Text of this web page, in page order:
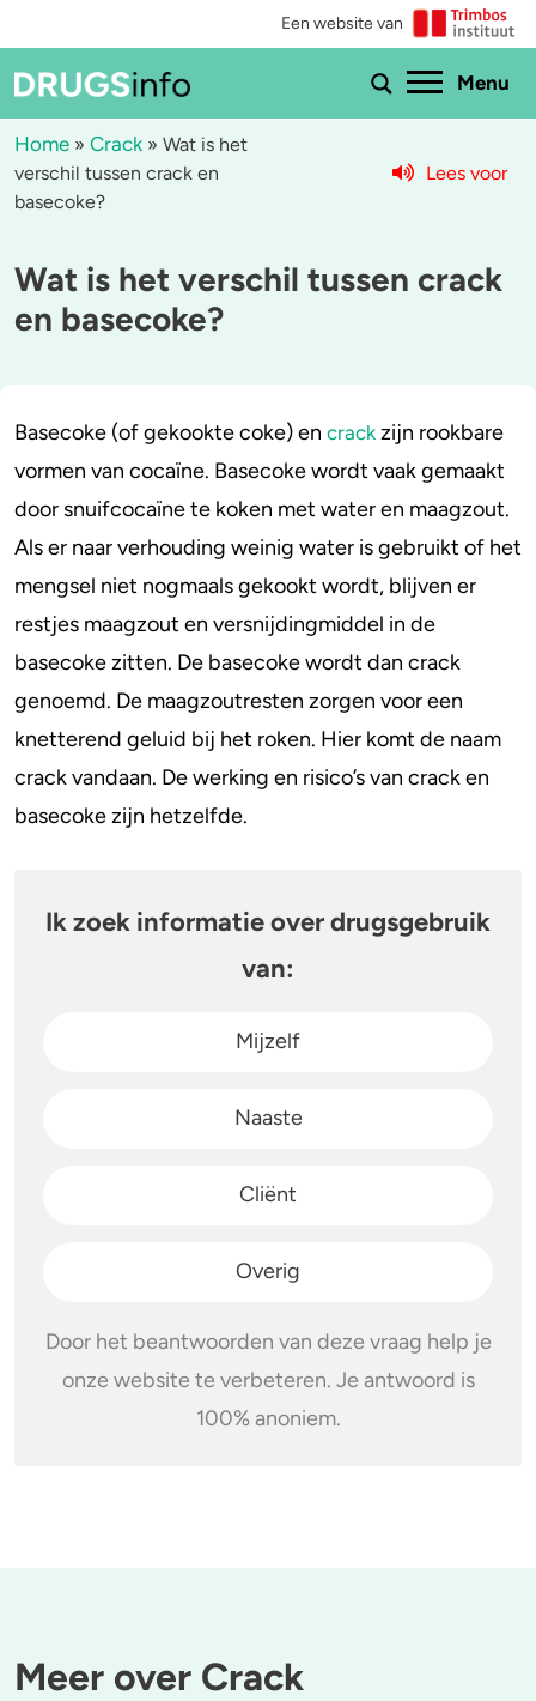
Een website van
Menu
Menu
XTC / MDMA
Speed
3-MMC
GHB
Alcohol
Lachgas
Paddo’s en truffels
2C-B
Ketamine
Aantoonbaarheid
Drugs & de wet
Combinaties & medicijnen
Zorgen om iemand
Stoppen of minderen
Feiten over verslaving
Verkeer
Trends & Cijfers
Check je gebruik
Home » Crack » Wat is het
verschil tussen crack en
basecoke?
Lees voor
Wat is het verschil tussen crack
en basecoke?
Basecoke (of gekookte coke) en crack zijn rookbare
vormen van cocaïne. Basecoke wordt vaak gemaakt
door snuifcocaïne te koken met water en maagzout.
Als er naar verhouding weinig water is gebruikt of het
mengsel niet nogmaals gekookt wordt, blijven er
restjes maagzout en versnijdingmiddel in de
basecoke zitten. De basecoke wordt dan crack
genoemd. De maagzoutresten zorgen voor een
knetterend geluid bij het roken. Hier komt de naam
crack vandaan. De werking en risico’s van crack en
basecoke zijn hetzelfde.
Ik zoek informatie over drugsgebruik
van:
Mijzelf
Naaste
Cliënt
Overig
Door het beantwoorden van deze vraag help je
onze website te verbeteren. Je antwoord is
100% anoniem.
Meer over Crack